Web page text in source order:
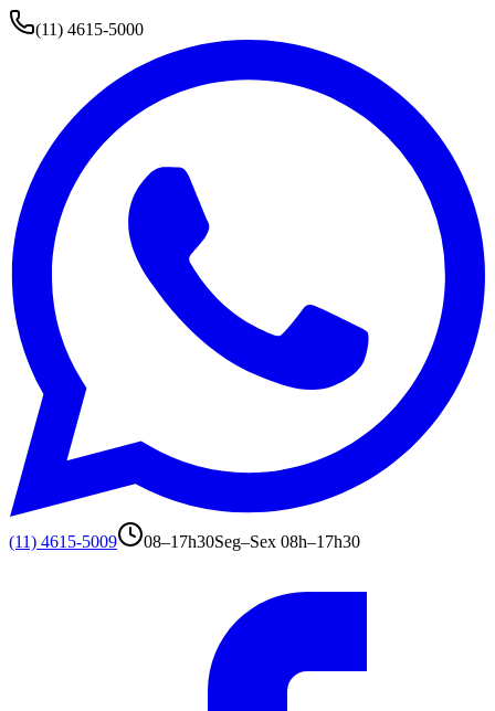
(11) 4615-5000
(11) 4615-5009 08–17h30Seg–Sex 08h–17h30